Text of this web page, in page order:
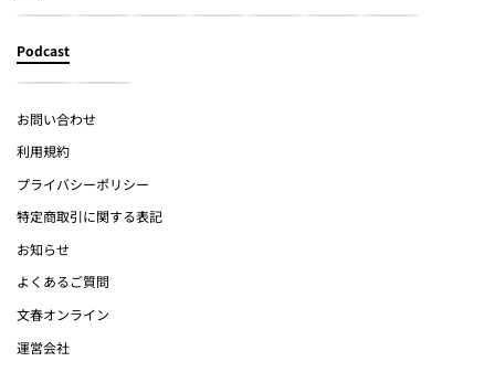
Podcast
お問い合わせ
利用規約
プライバシーポリシー
特定商取引に関する表記
お知らせ
よくあるご質問
文春オンライン
運営会社